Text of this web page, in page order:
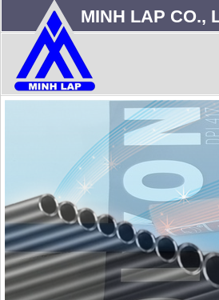
MINH LAP CO.,